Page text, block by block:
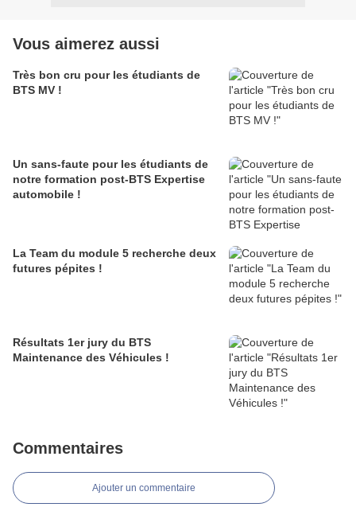
Vous aimerez aussi
Très bon cru pour les étudiants de
BTS MV !
Un sans-faute pour les étudiants de
notre formation post-BTS Expertise
automobile !
La Team du module 5 recherche deux
futures pépites !
Résultats 1er jury du BTS
Maintenance des Véhicules !
Commentaires
Ajouter un commentaire